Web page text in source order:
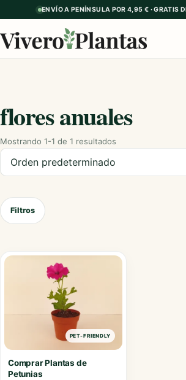
ENVÍO A PENÍNSULA POR 4,95 € · GRATIS
flores anuales
Mostrando 1-1 de 1 resultados
Ordenar productos
Filtros
PET-FRIENDLY
Comprar Plantas de
Petunias